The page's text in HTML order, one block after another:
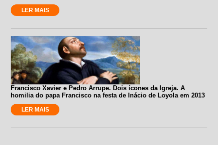
LER MAIS
Francisco Xavier e Pedro Arrupe. Dois ícones da Igreja. A
homilia do papa Francisco na festa de Inácio de Loyola em 2013
LER MAIS